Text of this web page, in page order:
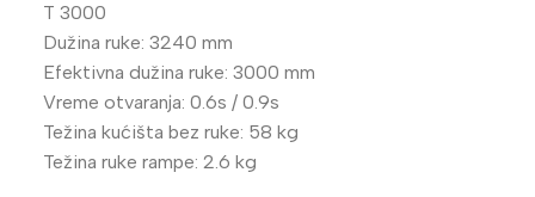
T 3000
Dužina ruke: 3240 mm
Efektivna dužina ruke: 3000 mm
Vreme otvaranja: 0.6s / 0.9s
Težina kućišta bez ruke: 58 kg
Težina ruke rampe: 2.6 kg